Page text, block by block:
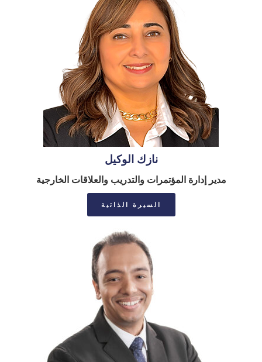
نازك الوكيل
مدير إدارة المؤتمرات والتدريب والعلاقات الخارجية
السيرة الذاتية